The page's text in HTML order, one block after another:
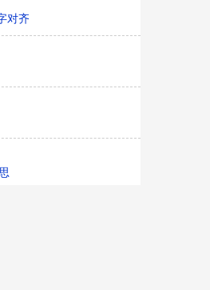
对齐